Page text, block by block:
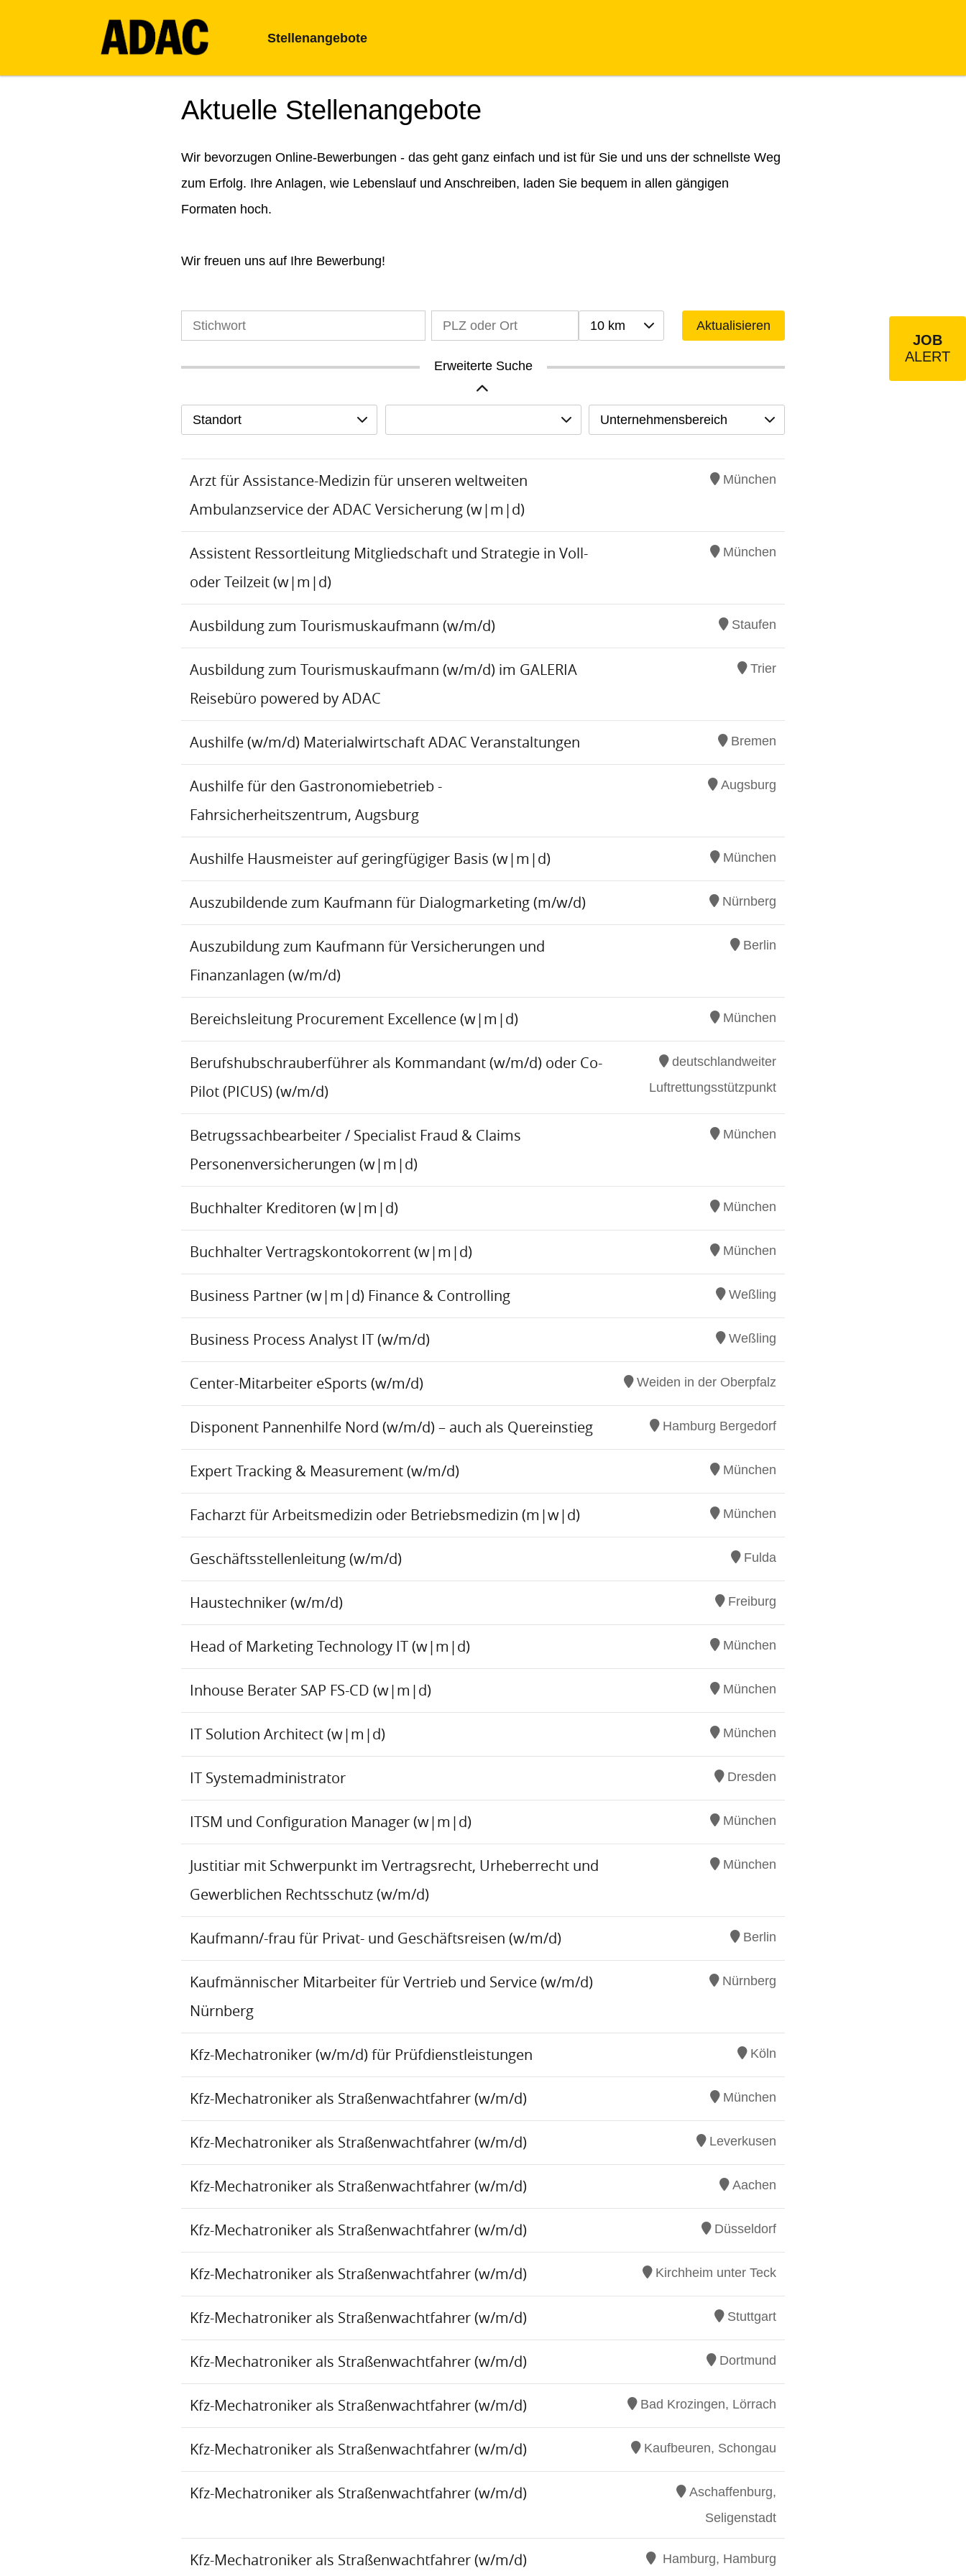
Stellenangebote
Aktuelle Stellenangebote
Wir bevorzugen Online-Bewerbungen - das geht ganz einfach und ist für Sie und uns der schnellste Weg
zum Erfolg. Ihre Anlagen, wie Lebenslauf und Anschreiben, laden Sie bequem in allen gängigen
Formaten hoch.
Wir freuen uns auf Ihre Bewerbung!
10 km Aktualisieren
Erweiterte Suche
Standort Unternehmensbereich
Arzt für Assistance-Medizin für unseren weltweiten
Ambulanzservice der ADAC Versicherung (w|m|d)
München
Assistent Ressortleitung Mitgliedschaft und Strategie in Voll-
oder Teilzeit (w|m|d)
München
Ausbildung zum Tourismuskaufmann (w/m/d) Staufen
Ausbildung zum Tourismuskaufmann (w/m/d) im GALERIA
Reisebüro powered by ADAC
Trier
Aushilfe (w/m/d) Materialwirtschaft ADAC Veranstaltungen Bremen
Aushilfe für den Gastronomiebetrieb -
Fahrsicherheitszentrum, Augsburg
Augsburg
Aushilfe Hausmeister auf geringfügiger Basis (w|m|d) München
Auszubildende zum Kaufmann für Dialogmarketing (m/w/d) Nürnberg
Auszubildung zum Kaufmann für Versicherungen und
Finanzanlagen (w/m/d)
Berlin
Bereichsleitung Procurement Excellence (w|m|d) München
Berufshubschrauberführer als Kommandant (w/m/d) oder Co-
Pilot (PICUS) (w/m/d)
deutschlandweiter
Luftrettungsstützpunkt
Betrugssachbearbeiter / Specialist Fraud & Claims
Personenversicherungen (w|m|d)
München
Buchhalter Kreditoren (w|m|d) München
Buchhalter Vertragskontokorrent (w|m|d) München
Business Partner (w|m|d) Finance & Controlling Weßling
Business Process Analyst IT (w/m/d) Weßling
Center-Mitarbeiter eSports (w/m/d) Weiden in der Oberpfalz
Disponent Pannenhilfe Nord (w/m/d) – auch als Quereinstieg Hamburg Bergedorf
Expert Tracking & Measurement (w/m/d) München
Facharzt für Arbeitsmedizin oder Betriebsmedizin (m|w|d) München
Geschäftsstellenleitung (w/m/d) Fulda
Haustechniker (w/m/d) Freiburg
Head of Marketing Technology IT (w|m|d) München
Inhouse Berater SAP FS-CD (w|m|d) München
IT Solution Architect (w|m|d) München
IT Systemadministrator Dresden
ITSM und Configuration Manager (w|m|d) München
Justitiar mit Schwerpunkt im Vertragsrecht, Urheberrecht und
Gewerblichen Rechtsschutz (w/m/d)
München
Kaufmann/-frau für Privat- und Geschäftsreisen (w/m/d) Berlin
Kaufmännischer Mitarbeiter für Vertrieb und Service (w/m/d)
Nürnberg
Nürnberg
Kfz-Mechatroniker (w/m/d) für Prüfdienstleistungen Köln
Kfz-Mechatroniker als Straßenwachtfahrer (w/m/d) München
Kfz-Mechatroniker als Straßenwachtfahrer (w/m/d) Leverkusen
Kfz-Mechatroniker als Straßenwachtfahrer (w/m/d) Aachen
Kfz-Mechatroniker als Straßenwachtfahrer (w/m/d) Düsseldorf
Kfz-Mechatroniker als Straßenwachtfahrer (w/m/d) Kirchheim unter Teck
Kfz-Mechatroniker als Straßenwachtfahrer (w/m/d) Stuttgart
Kfz-Mechatroniker als Straßenwachtfahrer (w/m/d) Dortmund
Kfz-Mechatroniker als Straßenwachtfahrer (w/m/d) Bad Krozingen, Lörrach
Kfz-Mechatroniker als Straßenwachtfahrer (w/m/d) Kaufbeuren, Schongau
Kfz-Mechatroniker als Straßenwachtfahrer (w/m/d)
Aschaffenburg,
Seligenstadt
Kfz-Mechatroniker als Straßenwachtfahrer (w/m/d) Hamburg, Hamburg
JOB
ALERT